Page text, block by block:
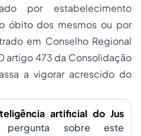
por estabelecimento
óbito dos mesmos ou por
em Conselho Regional
artigo 473 da Consolidação
a vigorar acrescido do
artificial do Jus
sobre este